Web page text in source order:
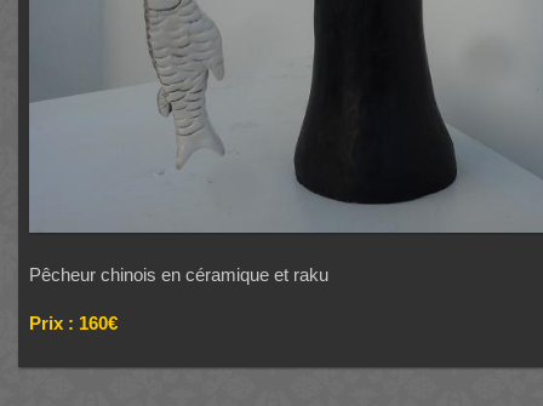
Pêcheur chinois en céramique et raku
Prix : 160€